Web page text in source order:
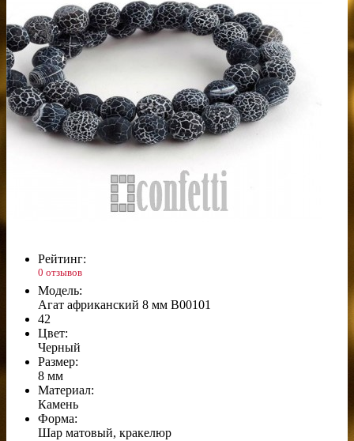
Рейтинг:
0 отзывов
Модель:
Агат африканский 8 мм B00101
42
Цвет:
Черный
Размер:
8 мм
Материал:
Камень
Форма:
Шар матовый, кракелюр